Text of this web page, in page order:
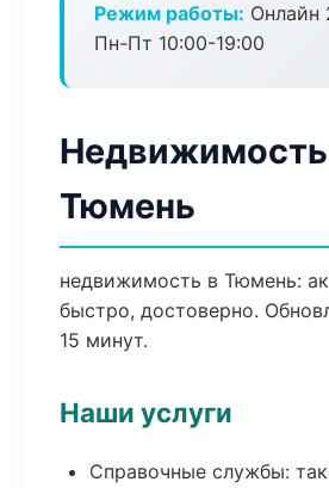
Режим работы: Онлайн
Пн-Пт 10:00-19:00
Тюмень
недвижимость в Тюмень:
быстро, достоверно.
15 минут.
Наши услуги
Справочные службы: